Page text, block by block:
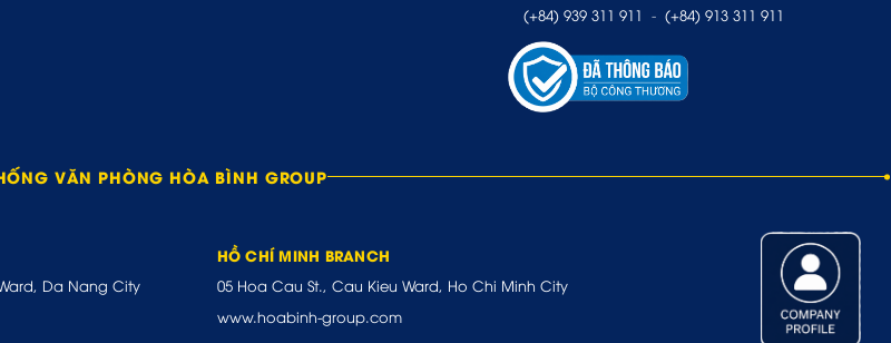
(+84) 939 311 911 - (+84) 913 311 911
VĂN PHÒNG HÒA BÌNH GROUP
Da Nang City
HỒ CHÍ MINH BRANCH
05 Hoa Cau St., Cau Kieu Ward, Ho Chi Minh City
www.hoabinh-group.com